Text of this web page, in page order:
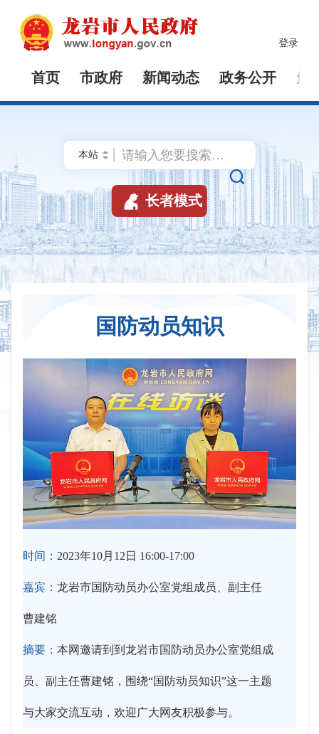
登录
首页 市政府 新闻动态 政务公开 解

 长者模式
国防动员知识
时间： 2023年10月12日 16:00-17:00
嘉宾： 龙岩市国防动员办公室党组成员、副主任
曹建铭
摘要： 本网邀请到到龙岩市国防动员办公室党组成
员、副主任曹建铭，围绕“国防动员知识”这一主题
与大家交流互动，欢迎广大网友积极参与。